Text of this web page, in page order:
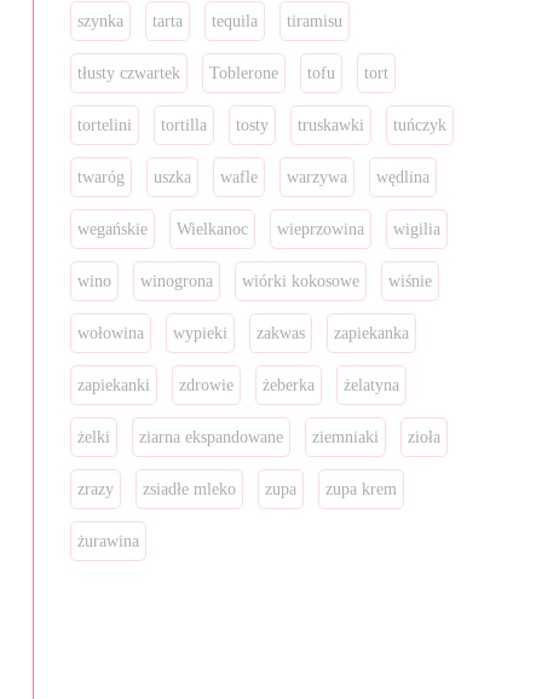
szynka tarta tequila tiramisu
tłusty czwartek Toblerone tofu tort
tortelini tortilla tosty truskawki tuńczyk
twaróg uszka wafle warzywa wędlina
wegańskie Wielkanoc wieprzowina wigilia
wino winogrona wiórki kokosowe wiśnie
wołowina wypieki zakwas zapiekanka
zapiekanki zdrowie żeberka żelatyna
żelki ziarna ekspandowane ziemniaki zioła
zrazy zsiadłe mleko zupa zupa krem
żurawina